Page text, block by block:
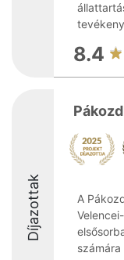
8.4
Díjazottak
A